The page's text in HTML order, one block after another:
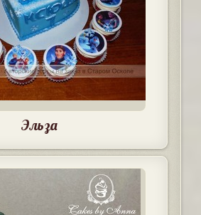
Эльза